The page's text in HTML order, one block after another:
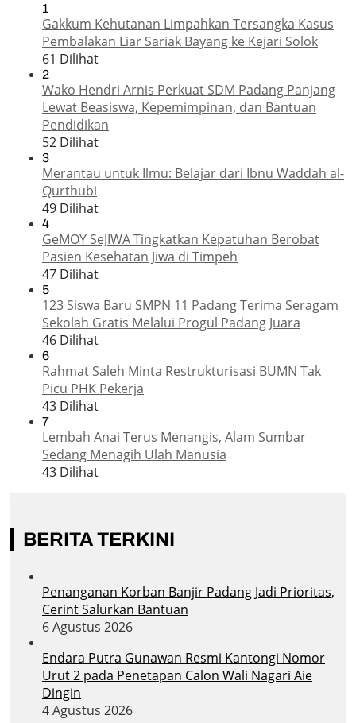
1
Gakkum Kehutanan Limpahkan Tersangka Kasus
Pembalakan Liar Sariak Bayang ke Kejari Solok
61 Dilihat
2
Wako Hendri Arnis Perkuat SDM Padang Panjang
Lewat Beasiswa, Kepemimpinan, dan Bantuan
Pendidikan
52 Dilihat
3
Merantau untuk Ilmu: Belajar dari Ibnu Waddah al-
Qurthubi
49 Dilihat
4
GeMOY SeJIWA Tingkatkan Kepatuhan Berobat
Pasien Kesehatan Jiwa di Timpeh
47 Dilihat
5
123 Siswa Baru SMPN 11 Padang Terima Seragam
Sekolah Gratis Melalui Progul Padang Juara
46 Dilihat
6
Rahmat Saleh Minta Restrukturisasi BUMN Tak
Picu PHK Pekerja
43 Dilihat
7
Lembah Anai Terus Menangis, Alam Sumbar
Sedang Menagih Ulah Manusia
43 Dilihat
BERITA TERKINI
Penanganan Korban Banjir Padang Jadi Prioritas,
Cerint Salurkan Bantuan
6 Agustus 2026
Endara Putra Gunawan Resmi Kantongi Nomor
Urut 2 pada Penetapan Calon Wali Nagari Aie
Dingin
4 Agustus 2026